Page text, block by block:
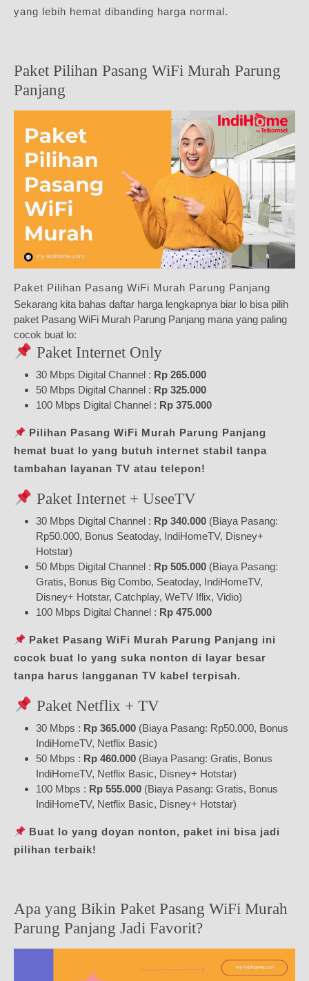
yang lebih hemat dibanding harga normal.
Paket Pilihan Pasang WiFi Murah Parung
Panjang
Paket Pilihan Pasang WiFi Murah Parung Panjang
Sekarang kita bahas daftar harga lengkapnya biar lo bisa pilih
paket Pasang WiFi Murah Parung Panjang mana yang paling
cocok buat lo:
Paket Internet Only
30 Mbps Digital Channel : Rp 265.000
50 Mbps Digital Channel : Rp 325.000
100 Mbps Digital Channel : Rp 375.000
Pilihan Pasang WiFi Murah Parung Panjang
hemat buat lo yang butuh internet stabil tanpa
tambahan layanan TV atau telepon!
Paket Internet + UseeTV
30 Mbps Digital Channel : Rp 340.000 (Biaya Pasang:
Rp50.000, Bonus Seatoday, IndiHomeTV, Disney+
Hotstar)
50 Mbps Digital Channel : Rp 505.000 (Biaya Pasang:
Gratis, Bonus Big Combo, Seatoday, IndiHomeTV,
Disney+ Hotstar, Catchplay, WeTV Iflix, Vidio)
100 Mbps Digital Channel : Rp 475.000
Paket Pasang WiFi Murah Parung Panjang ini
cocok buat lo yang suka nonton di layar besar
tanpa harus langganan TV kabel terpisah.
Paket Netflix + TV
30 Mbps : Rp 365.000 (Biaya Pasang: Rp50.000, Bonus
IndiHomeTV, Netflix Basic)
50 Mbps : Rp 460.000 (Biaya Pasang: Gratis, Bonus
IndiHomeTV, Netflix Basic, Disney+ Hotstar)
100 Mbps : Rp 555.000 (Biaya Pasang: Gratis, Bonus
IndiHomeTV, Netflix Basic, Disney+ Hotstar)
Buat lo yang doyan nonton, paket ini bisa jadi
pilihan terbaik!
Apa yang Bikin Paket Pasang WiFi Murah
Parung Panjang Jadi Favorit?